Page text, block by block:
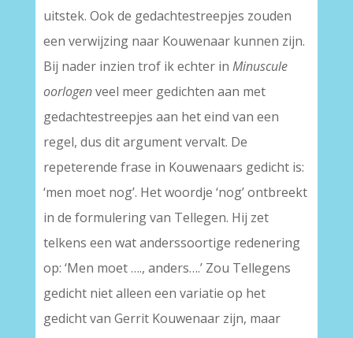
uitstek. Ook de gedachtestreepjes zouden
een verwijzing naar Kouwenaar kunnen zijn.
Bij nader inzien trof ik echter in Minuscule
oorlogenveel meer gedichten aan met
gedachtestreepjes aan het eind van een
regel, dus dit argument vervalt. De
repeterende frase in Kouwenaars gedicht is:
‘men moet nog’. Het woordje ‘nog’ ontbreekt
in de formulering van Tellegen. Hij zet
telkens een wat anderssoortige redenering
op: ‘Men moet …., anders….’ Zou Tellegens
gedicht niet alleen een variatie op het
gedicht van Gerrit Kouwenaar zijn, maar